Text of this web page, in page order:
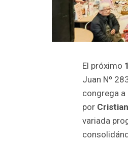
El próximo
Juan Nº
congrega a
por
variada